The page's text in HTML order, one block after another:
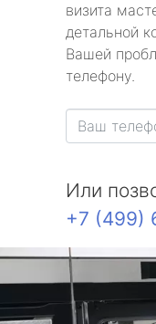
визита
детальной
Вашей
телефону.
Или
+7 (499)